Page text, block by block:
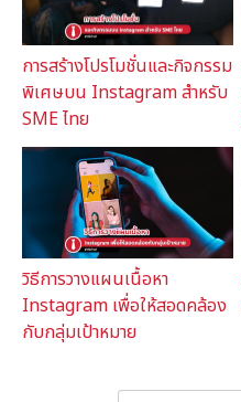
การสร้างโปรโมชั่นและกิจกรรม
พิเศษบน Instagram สำหรับ
SME ไทย
วิธีการวางแผนเนื้อหา
Instagram เพื่อให้สอดคล้อง
กับกลุ่มเป้าหมาย